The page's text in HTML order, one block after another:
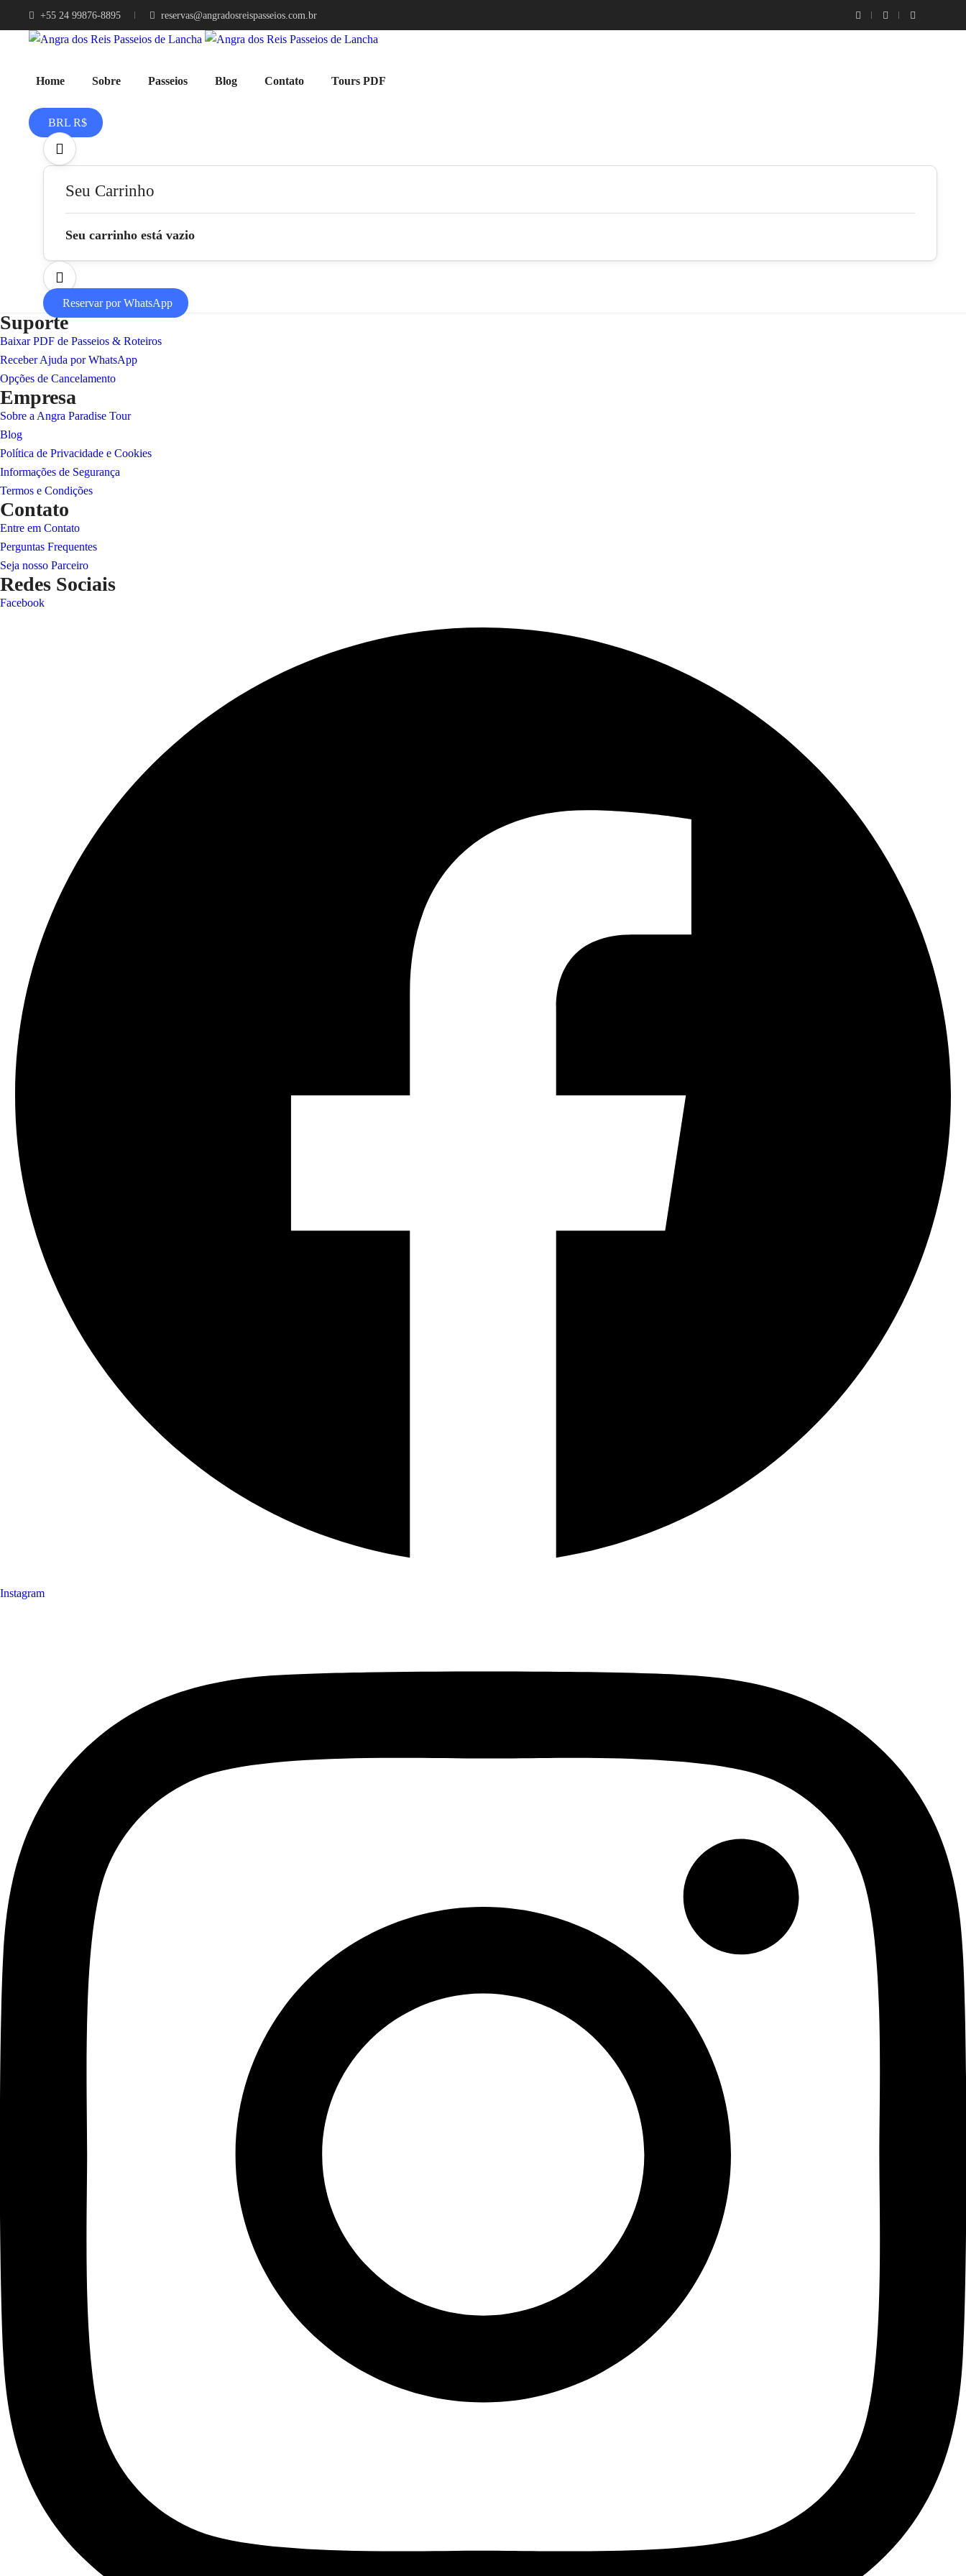
+55 24 99876-8895 reservas@angradosreispasseios.com.br
Home Sobre Passeios Blog Contato Tours PDF
BRL R$
Seu Carrinho
Seu carrinho está vazio
Reservar por WhatsApp
Suporte
Baixar PDF de Passeios & Roteiros
Receber Ajuda por WhatsApp
Opções de Cancelamento
Empresa
Sobre a Angra Paradise Tour
Blog
Política de Privacidade e Cookies
Informações de Segurança
Termos e Condições
Contato
Entre em Contato
Perguntas Frequentes
Seja nosso Parceiro
Redes Sociais
Facebook
Instagram